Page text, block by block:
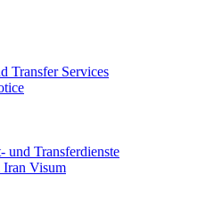
Transfer Services
und Transferdienste
Iran Visum